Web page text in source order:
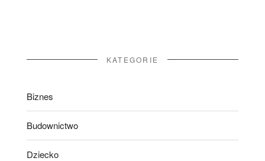
KATEGORIE
Biznes
Budownictwo
Dziecko